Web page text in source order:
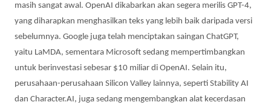
masih sangat awal. OpenAI dikabarkan akan segera merilis GPT-4,
yang diharapkan menghasilkan teks yang lebih baik daripada versi
sebelumnya. Google juga telah menciptakan saingan ChatGPT,
yaitu LaMDA, sementara Microsoft sedang mempertimbangkan
untuk berinvestasi sebesar $10 miliar di OpenAI. Selain itu,
perusahaan-perusahaan Silicon Valley lainnya, seperti Stability AI
dan Character.AI, juga sedang mengembangkan alat kecerdasan